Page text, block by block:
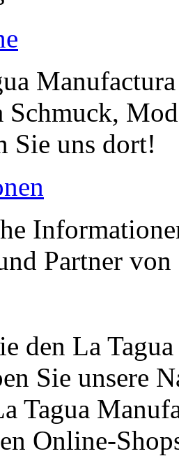
Schmuck,
Sie uns dort!
Partner
den La
Sie unsere
Tagua
Online-